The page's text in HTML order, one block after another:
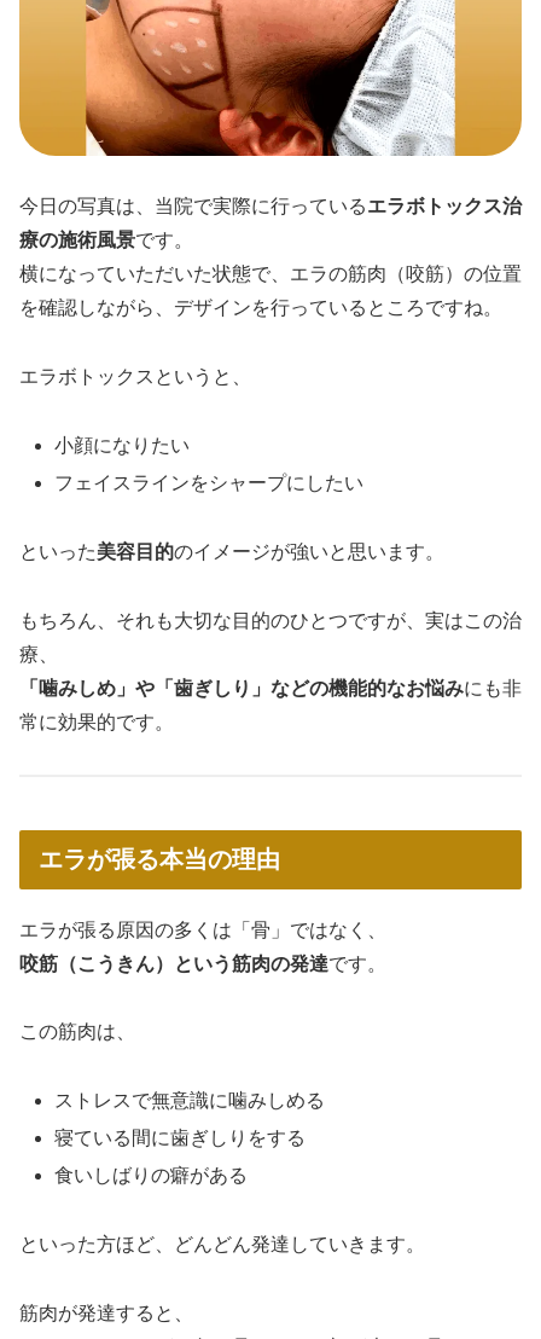
今日の写真は、当院で実際に行っているエラボトックス治
療の施術風景です。
横になっていただいた状態で、エラの筋肉（咬筋）の位置
を確認しながら、デザインを行っているところですね。
エラボトックスというと、
小顔になりたい
フェイスラインをシャープにしたい
といった美容目的のイメージが強いと思います。
もちろん、それも大切な目的のひとつですが、実はこの治
療、
「噛みしめ」や「歯ぎしり」などの機能的なお悩みにも非
常に効果的です。
エラが張る本当の理由
エラが張る原因の多くは「骨」ではなく、
咬筋（こうきん）という筋肉の発達です。
この筋肉は、
ストレスで無意識に噛みしめる
寝ている間に歯ぎしりをする
食いしばりの癖がある
といった方ほど、どんどん発達していきます。
筋肉が発達すると、